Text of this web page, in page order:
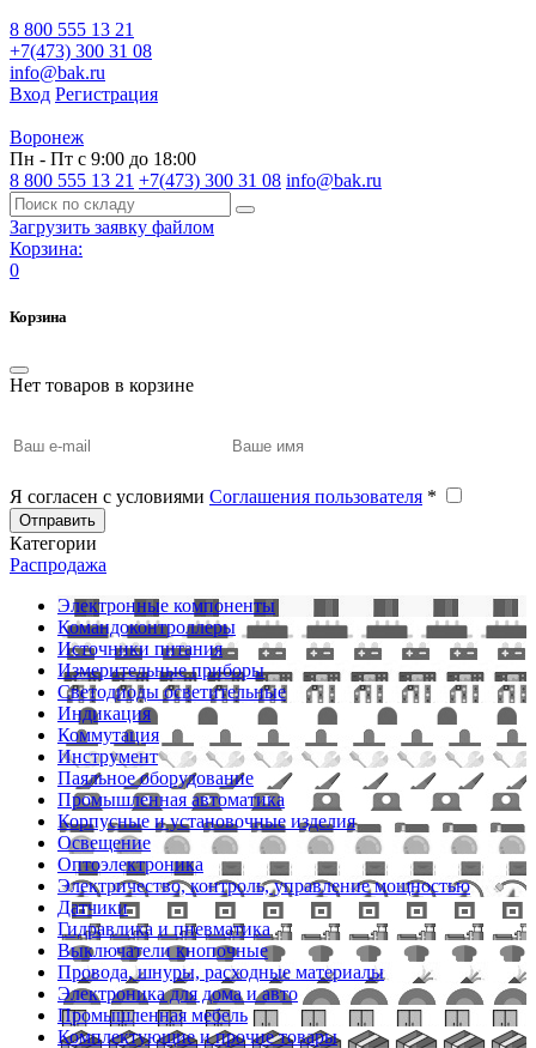
8 800 555 13 21
+7(473) 300 31 08
info@bak.ru
Вход Регистрация
Воронеж
Пн - Пт с 9:00 до 18:00
8 800 555 13 21 +7(473) 300 31 08 info@bak.ru
Загрузить заявку файлом
Корзина:
0
Корзина
Нет товаров в корзине
Я согласен с условиями Соглашения пользователя *
Отправить
Категории
Распродажа
Электронные компоненты
Командоконтроллеры
Источники питания
Измерительные приборы
Светодиоды осветительные
Индикация
Коммутация
Инструмент
Паяльное оборудование
Промышленная автоматика
Корпусные и установочные изделия
Освещение
Оптоэлектроника
Электричество, контроль, управление мощностью
Датчики
Гидравлика и пневматика
Выключатели кнопочные
Провода, шнуры, расходные материалы
Электроника для дома и авто
Промышленная мебель
Комплектующие и прочие товары